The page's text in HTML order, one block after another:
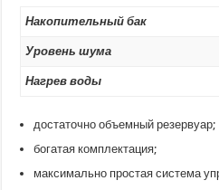
Накопительный бак
Уровень шума
Нагрев воды
достаточно объемный резервуар;
богатая комплектация;
максимально простая система